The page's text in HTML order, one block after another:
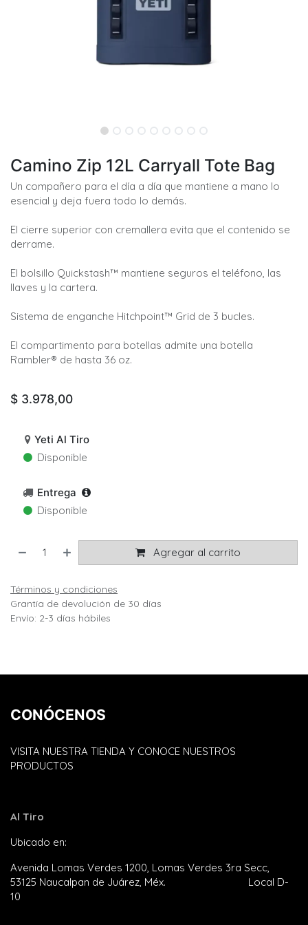
Camino Zip 12L Carryall Tote Bag
Un compañero para el día a día que mantiene a mano lo
esencial y deja fuera todo lo demás.
El cierre superior con cremallera evita que el contenido se
derrame.
El bolsillo Quickstash™ mantiene seguros el teléfono, las
llaves y la cartera.
Sistema de enganche Hitchpoint™ Grid de 3 bucles.
El compartimento para botellas admite una botella
Rambler® de hasta 36 oz.
$ 3.978,00
Yeti Al Tiro
Disponible
Entrega
Disponible
Agregar al carrito
Términos y condiciones
Grantía de devolución de 30 días
Envío: 2-3 días hábiles
CONÓCENOS
VISITA NUESTRA TIENDA Y CONOCE NUESTROS
PRODUCTOS
Al Tiro
Ubicado en:
Avenida Lomas Verdes 1200, Lomas Verdes 3ra Secc,
53125 Naucalpan de Juárez, Méx. Local D-
10